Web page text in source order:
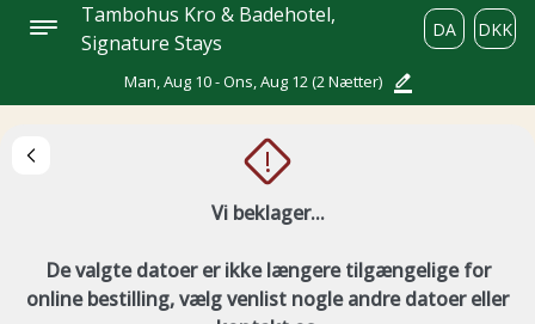
Tambohus Kro & Badehotel,
Signature Stays
DA DKK
Man, Aug 10 - Ons, Aug 12(2 Nætter)
!
Vi beklager...
De valgte datoer er ikke længere tilgængelige for
online bestilling, vælg venlist nogle andre datoer eller